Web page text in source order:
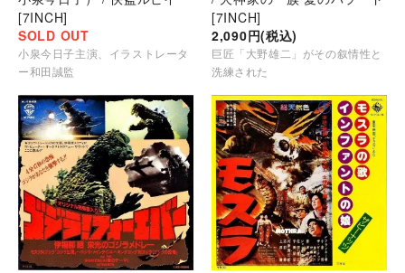
[7INCH]
SOLD OUT
小泉今日子主演、イラストレータ
ー和田誠監
[7INCH]
2,090円(税込)
巨匠「大野雄二」がその叙情性と
洗練された